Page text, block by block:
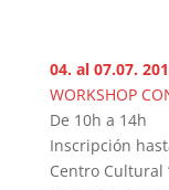
04. al 07.07.
WORKSHOP
De 10h a 14h
Inscripción
Centro Cultural